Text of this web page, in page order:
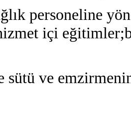
personeline
içi
ve